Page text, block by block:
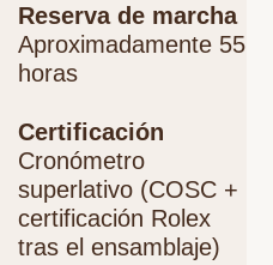
Reserva de marcha
Aproximadamente 55
horas
Certificación
Cronómetro
superlativo (COSC +
certificación Rolex
tras el ensamblaje)